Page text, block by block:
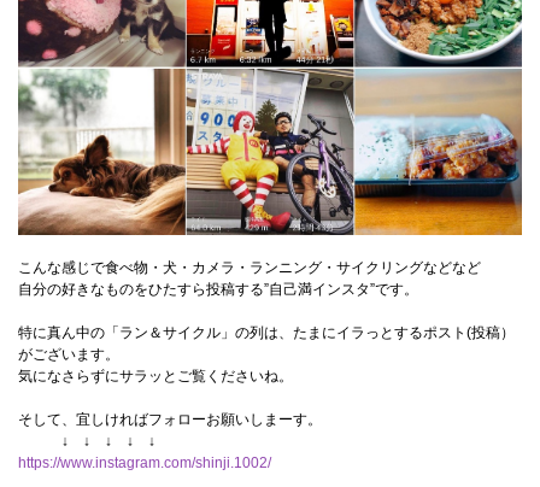
こんな感じで食べ物・犬・カメラ・ランニング・サイクリングなどなど
自分の好きなものをひたすら投稿する”自己満インスタ”です。
特に真ん中の「ラン＆サイクル」の列は、たまにイラっとするポスト(投稿）
がございます。
気になさらずにサラッとご覧くださいね。
そして、宜しければフォローお願いしまーす。
↓ ↓ ↓ ↓ ↓
https://www.instagram.com/shinji.1002/